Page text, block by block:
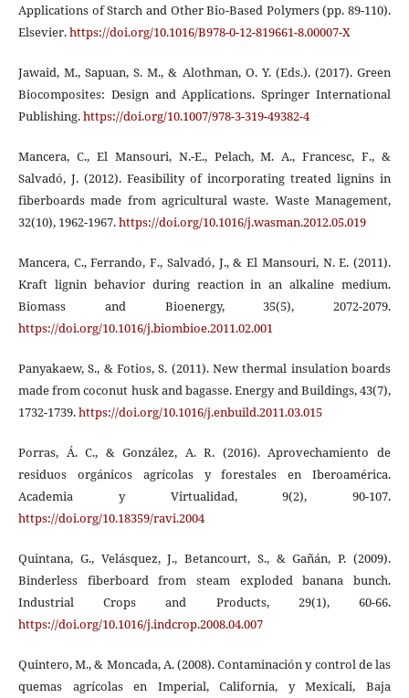
Applications of Starch and Other Bio-Based Polymers (pp. 89-110).
Elsevier.https://doi.org/10.1016/B978-0-12-819661-8.00007-X
Jawaid, M., Sapuan, S. M., & Alothman, O. Y. (Eds.). (2017). Green
Biocomposites: Design and Applications. Springer International
Publishing.https://doi.org/10.1007/978-3-319-49382-4
Mancera, C., El Mansouri, N.-E., Pelach, M. A., Francesc, F., &
Salvadó, J. (2012). Feasibility of incorporating treated lignins in
fiberboards made from agricultural waste. Waste Management,
32(10), 1962-1967.https://doi.org/10.1016/j.wasman.2012.05.019
Mancera, C., Ferrando, F., Salvadó, J., & El Mansouri, N. E. (2011).
Kraft lignin behavior during reaction in an alkaline medium.
Biomass and Bioenergy, 35(5), 2072-2079.
https://doi.org/10.1016/j.biombioe.2011.02.001
Panyakaew, S., & Fotios, S. (2011). New thermal insulation boards
made from coconut husk and bagasse. Energy and Buildings, 43(7),
1732-1739.https://doi.org/10.1016/j.enbuild.2011.03.015
Porras, Á. C., & González, A. R. (2016). Aprovechamiento de
residuos orgánicos agrícolas y forestales en Iberoamérica.
Academia y Virtualidad, 9(2), 90-107.
https://doi.org/10.18359/ravi.2004
Quintana, G., Velásquez, J., Betancourt, S., & Gañán, P. (2009).
Binderless fiberboard from steam exploded banana bunch.
Industrial Crops and Products, 29(1), 60-66.
https://doi.org/10.1016/j.indcrop.2008.04.007
Quintero, M., & Moncada, A. (2008). Contaminación y control de las
quemas agrícolas en Imperial, California, y Mexicali, Baja